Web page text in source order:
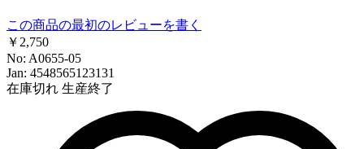
この商品の最初のレビューを書く
￥2,750
No: A0655-05
Jan: 4548565123131
在庫切れ 生産終了